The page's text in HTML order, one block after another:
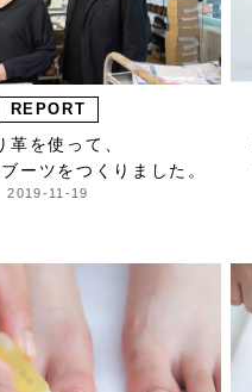
REPORT
革を使って、
ーツをつくりました。
2019-11-19